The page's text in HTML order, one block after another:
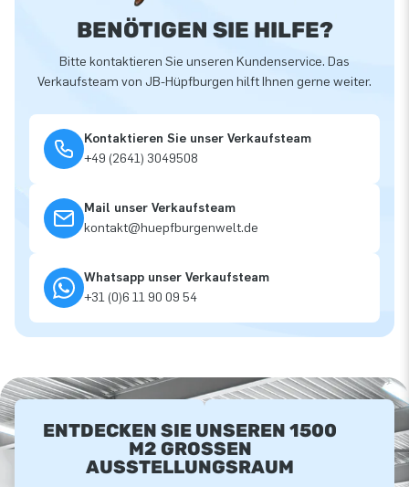
BENÖTIGEN SIE HILFE?
Bitte kontaktieren Sie unseren Kundenservice. Das
Verkaufsteam von JB-Hüpfburgen hilft Ihnen gerne weiter.
Kontaktieren Sie unser Verkaufsteam
+49 (2641) 3049508
Mail unser Verkaufsteam
kontakt@huepfburgenwelt.de
Whatsapp unser Verkaufsteam
+31 (0)6 11 90 09 54
ENTDECKEN SIE UNSEREN 1500
M2 GROSSEN A
USSTELLUNGSRAUM